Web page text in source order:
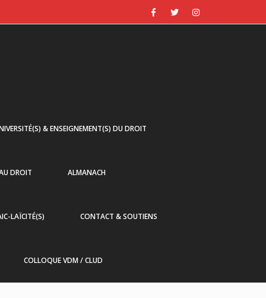
& ENSEIGNEMENT(S) DU DROIT
DROIT ALMANACH
LAÏCITÉ(S) CONTACT & SOUTIENS
COLLOQUE VDM / CLUD